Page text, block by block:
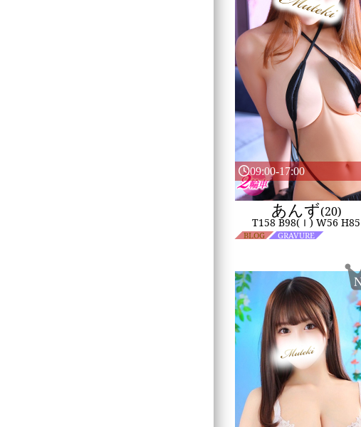
09:00-17:00
あんず(20)
T158 B98(Ｉ) W56 H85
BLOG GRAVURE